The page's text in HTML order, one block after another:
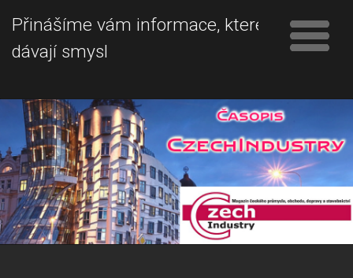
Přinášíme vám informace, které
dávají smysl